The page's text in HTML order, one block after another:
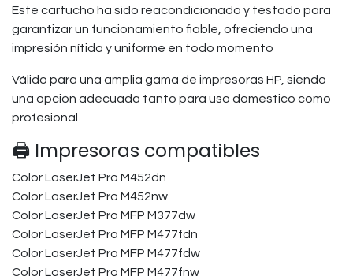
Este cartucho ha sido reacondicionado y testado para
garantizar un funcionamiento fiable, ofreciendo una
impresión nítida y uniforme en todo momento
Válido para una amplia gama de impresoras HP, siendo
una opción adecuada tanto para uso doméstico como
profesional
🖨️ Impresoras compatibles
Color LaserJet Pro M452dn
Color LaserJet Pro M452nw
Color LaserJet Pro MFP M377dw
Color LaserJet Pro MFP M477fdn
Color LaserJet Pro MFP M477fdw
Color LaserJet Pro MFP M477fnw